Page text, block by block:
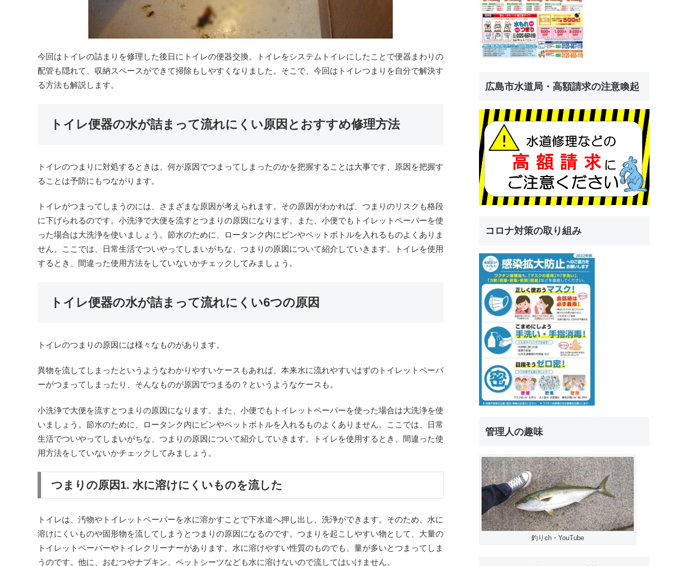
今回はトイレの詰まりを修理した後日にトイレの便器交換。トイレをシステムトイレにしたことで便器まわりの
配管も隠れて、収納スペースができて掃除もしやすくなりました。そこで、今回はトイレつまりを自分で解決す
る方法も解説します。
トイレ便器の水が詰まって流れにくい原因とおすすめ修理方法
トイレのつまりに対処するときは、何が原因でつまってしまったのかを把握することは大事です、原因を把握す
ることは予防にもつながります。
トイレがつまってしまうのには、さまざまな原因が考えられます。その原因がわかれば、つまりのリスクも格段
に下げられるのです。小洗浄で大便を流すとつまりの原因になります。また、小便でもトイレットペーパーを使
った場合は大洗浄を使いましょう。節水のために、ロータンク内にビンやペットボトルを入れるものよくありま
せん。ここでは、日常生活でついやってしまいがちな、つまりの原因について紹介していきます。トイレを使用
するとき、間違った使用方法をしていないかチェックしてみましょう。
トイレ便器の水が詰まって流れにくい6つの原因
トイレのつまりの原因には様々なものがあります。
異物を流してしまったというようなわかりやすいケースもあれば、本来水に流れやすいはずのトイレットペーパ
ーがつまってしまったり、そんなものが原因でつまるの？というようなケースも。
小洗浄で大便を流すとつまりの原因になります。また、小便でもトイレットペーパーを使った場合は大洗浄を使
いましょう。節水のために、ロータンク内にビンやペットボトルを入れるものよくありません。ここでは、日常
生活でついやってしまいがちな、つまりの原因について紹介していきます。トイレを使用するとき、間違った使
用方法をしていないかチェックしてみましょう。
つまりの原因1. 水に溶けにくいものを流した
トイレは、汚物やトイレットペーパーを水に溶かすことで下水道へ押し出し、洗浄ができます。そのため、水に
溶けにくいものや固形物を流してしまうとつまりの原因になるのです。つまりを起こしやすい物として、大量の
トイレットペーパーやトイレクリーナーがあります。水に溶けやすい性質のものでも、量が多いとつまってしま
うのです。他に、おむつやナプキン、ペットシーツなども水に溶けないので流してはいけません。
広島市水道局・高額請求の注意喚起
コロナ対策の取り組み
管理人の趣味
釣りch・YouTube